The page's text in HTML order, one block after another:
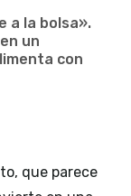
a la bolsa».
un
con
que parece